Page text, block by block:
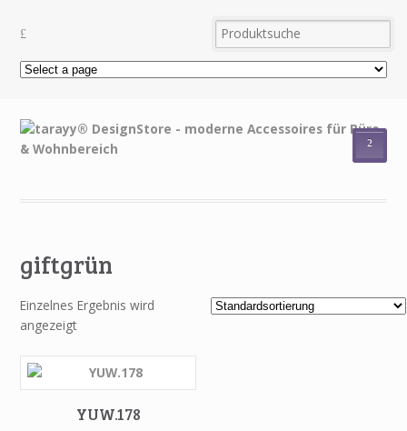
²
giftgrün
Einzelnes Ergebnis wird
angezeigt
YUW.178